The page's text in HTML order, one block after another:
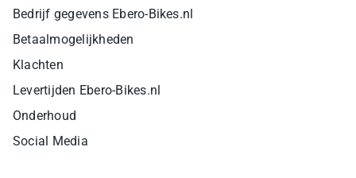
Bedrijf gegevens Ebero-Bikes.nl
Betaalmogelijkheden
Klachten
Levertijden Ebero-Bikes.nl
Onderhoud
Social Media